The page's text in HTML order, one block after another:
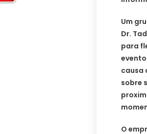
Um
Dr.
para
causa
sobre
O